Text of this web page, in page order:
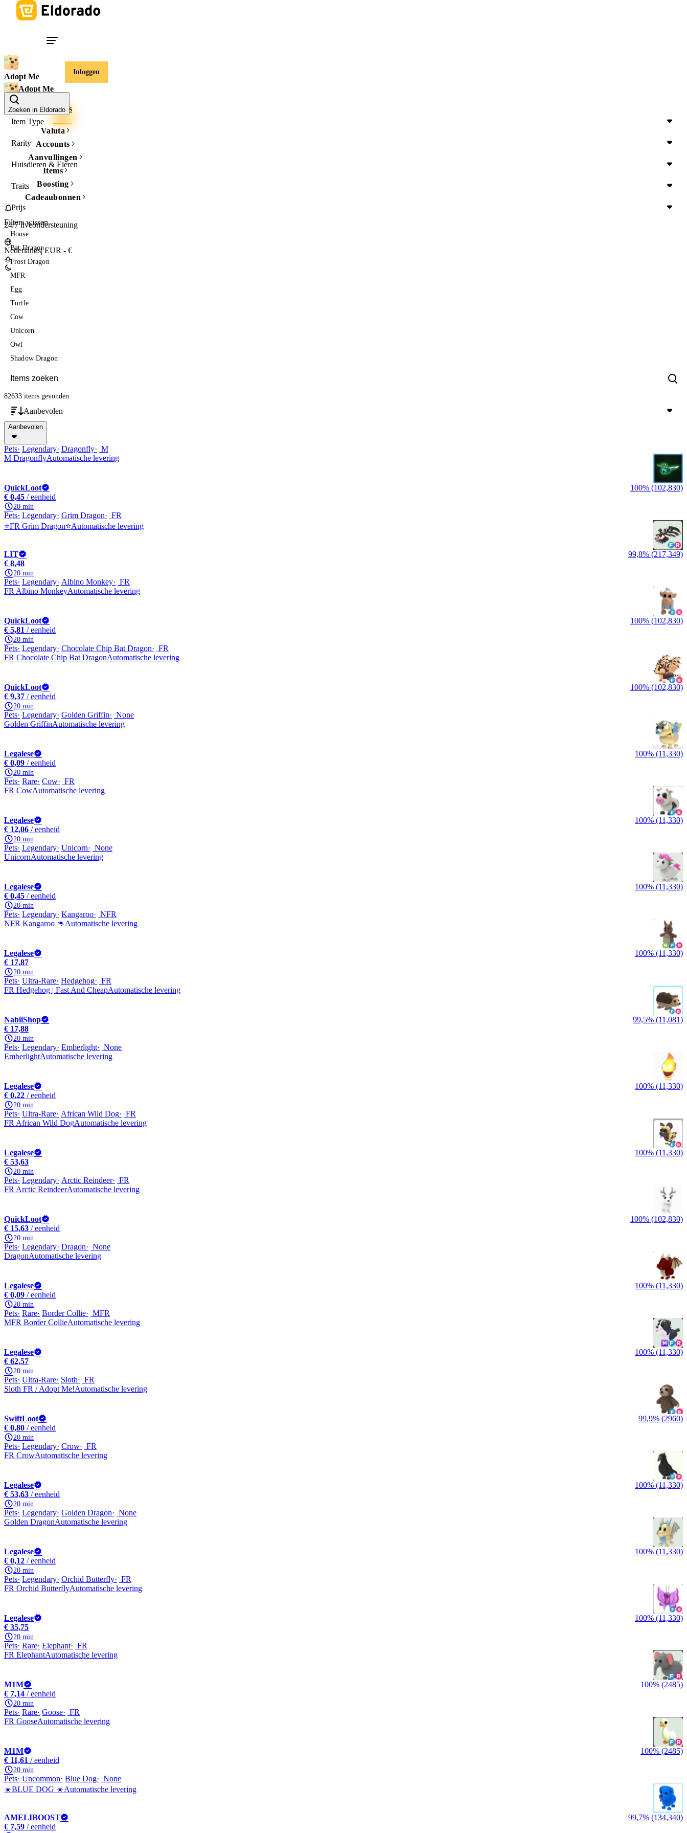
Inloggen
Zoeken in Eldorado
Valuta
Accounts
Aanvullingen
Items
Boosting
Cadeaubonnen
24/7 liveondersteuning
Nederlands|EUR - €
Adopt Me
Adopt Me
Accounts
Items
Item Type
Rarity
Huisdieren & Eieren
Traits
Prijs
Filters wissen
House
Bat Dragon
Frost Dragon
MFR
Egg
Turtle
Cow
Unicorn
Owl
Shadow Dragon
82633 items gevonden
Aanbevolen
Aanbevolen
Pets Legendary Dragonfly
M
M DragonflyAutomatische levering
QuickLoot
100% (102,830)
€ 0,45 / eenheid
20 min
Pets Legendary Grim Dragon
FR
⭐FR Grim Dragon⭐Automatische levering
LIT
99,8% (217,349)
€ 8,48
20 min
Pets Legendary Albino Monkey
FR
FR Albino MonkeyAutomatische levering
QuickLoot
100% (102,830)
€ 5,81 / eenheid
20 min
Pets Legendary Chocolate Chip Bat Dragon
FR
FR Chocolate Chip Bat DragonAutomatische levering
QuickLoot
100% (102,830)
€ 9,37 / eenheid
20 min
Pets Legendary Golden Griffin
None
Golden GriffinAutomatische levering
Legalese
100% (11,330)
€ 0,09 / eenheid
20 min
Pets Rare Cow
FR
FR CowAutomatische levering
Legalese
100% (11,330)
€ 12,06 / eenheid
20 min
Pets Legendary Unicorn
None
UnicornAutomatische levering
Legalese
100% (11,330)
€ 0,45 / eenheid
20 min
Pets Legendary Kangaroo
NFR
NFR Kangaroo 🦘Automatische levering
Legalese
100% (11,330)
€ 17,87
20 min
Pets Ultra-Rare Hedgehog
FR
FR Hedgehog | Fast And CheapAutomatische levering
NabiiShop
99,5% (11,081)
€ 17,88
20 min
Pets Legendary Emberlight
None
EmberlightAutomatische levering
Legalese
100% (11,330)
€ 0,22 / eenheid
20 min
Pets Ultra-Rare African Wild Dog
FR
FR African Wild DogAutomatische levering
Legalese
100% (11,330)
€ 53,63
20 min
Pets Legendary Arctic Reindeer
FR
FR Arctic ReindeerAutomatische levering
QuickLoot
100% (102,830)
€ 15,63 / eenheid
20 min
Pets Legendary Dragon
None
DragonAutomatische levering
Legalese
100% (11,330)
€ 0,09 / eenheid
20 min
Pets Rare Border Collie
MFR
MFR Border CollieAutomatische levering
Legalese
100% (11,330)
€ 62,57
20 min
Pets Ultra-Rare Sloth
FR
Sloth FR / Adopt Me!Automatische levering
SwiftLoot
99,9% (2960)
€ 0,80 / eenheid
20 min
Pets Legendary Crow
FR
FR CrowAutomatische levering
Legalese
100% (11,330)
€ 53,63 / eenheid
20 min
Pets Legendary Golden Dragon
None
Golden DragonAutomatische levering
Legalese
100% (11,330)
€ 0,12 / eenheid
20 min
Pets Legendary Orchid Butterfly
FR
FR Orchid ButterflyAutomatische levering
Legalese
100% (11,330)
€ 35,75
20 min
Pets Rare Elephant
FR
FR ElephantAutomatische levering
M1M
100% (2485)
€ 7,14 / eenheid
20 min
Pets Rare Goose
FR
FR GooseAutomatische levering
M1M
100% (2485)
€ 11,61 / eenheid
20 min
Pets Uncommon Blue Dog
None
☀️BLUE DOG ☀️Automatische levering
AMELIBOOST
99,7% (134,340)
€ 7,59 / eenheid